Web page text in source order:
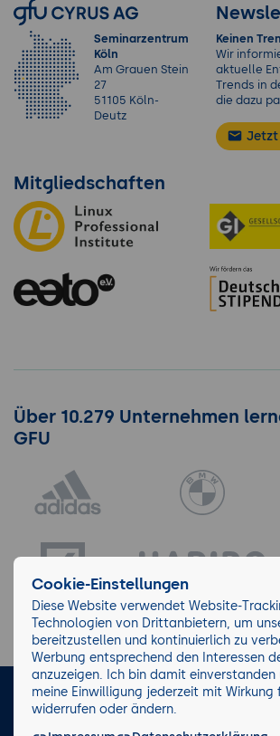
Seminarzentrum
Köln
Am Grauen Stein
27
51105 Köln-
Deutz
Keinen
Wir
aktuelle
Trends in
die dazu
Jetzt
Mitgliedschaften
Über 10.279 Unternehmen
GFU
LinkedIn Facebook
Cookie-Einstellungen
Diese Website verwendet Website-
Technologien von Drittanbietern, um
bereitzustellen und kontinuierlich zu
Werbung entsprechend den Interessen
anzuzeigen. Ich bin damit einverstanden
meine Einwilligung jederzeit mit Wirkung
widerrufen oder ändern.